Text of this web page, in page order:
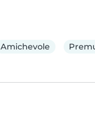
Amichevole